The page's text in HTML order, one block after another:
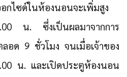
กไซด์ในห้องนอนจะเพิ่มสูง
น. ซึ่งเป็นผลมาจากการ
อด 9 ชั่วโมง จนเมื่อเจ้าของ
น. และเปิดประตูห้องนอน